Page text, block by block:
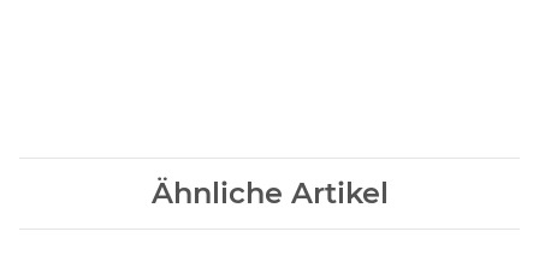
Ähnliche Artikel